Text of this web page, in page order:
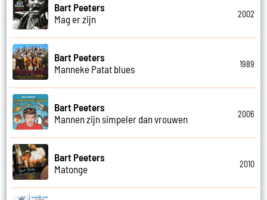
Bart Peeters
Mag er zijn
2002
Bart Peeters
Manneke Patat blues
1989
Bart Peeters
Mannen zijn simpeler dan vrouwen
2006
Bart Peeters
Matonge
2010